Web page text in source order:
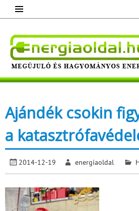
content
Megújuló és
Ajándék csokin
a
2014-12-19 energiaoldal